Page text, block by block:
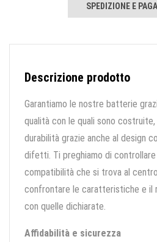
SPEDIZIONE E
Descrizione prodotto
Garantiamo le nostre batterie
qualità con le quali sono costruite,
durabilità grazie anche al design
difetti. Ti preghiamo di controllare
compatibilità che si trova al
confrontare le caratteristiche e il
con quelle dichiarate.
Affidabilità e sicurezza